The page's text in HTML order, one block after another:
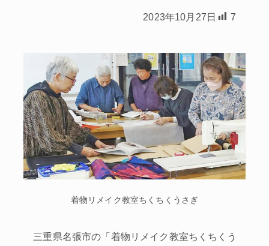
2023年10月27日 7
着物リメイク教室ちくちくうさぎ
三重県名張市の「着物リメイク教室ちくちくう